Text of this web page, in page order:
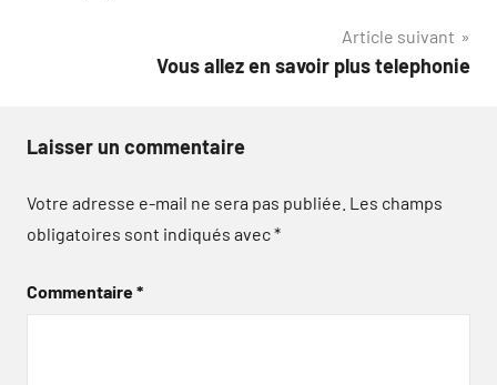
Article suivant
Vous allez en savoir plus telephonie
Laisser un commentaire
Votre adresse e-mail ne sera pas publiée. Les champs
obligatoires sont indiqués avec*
Commentaire*